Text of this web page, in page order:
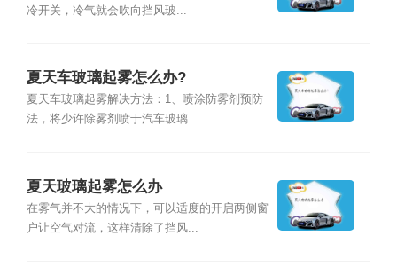
冷开关，冷气就会吹向挡风玻...
夏天车玻璃起雾怎么办?
夏天车玻璃起雾解决方法：1、喷涂防雾剂预防
法，将少许除雾剂喷于汽车玻璃...
夏天玻璃起雾怎么办
在雾气并不大的情况下，可以适度的开启两侧窗
户让空气对流，这样清除了挡风...